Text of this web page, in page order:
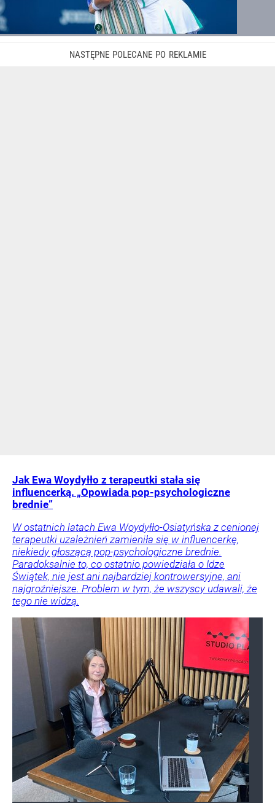
Jak Ewa Woydyłło z terapeutki stała się
influencerką. „Opowiada pop-psychologiczne
brednie”
W ostatnich latach Ewa Woydyłło-Osiatyńska z cenionej
terapeutki uzależnień zamieniła się w influencerkę,
niekiedy głoszącą pop-psychologiczne brednie.
Paradoksalnie to, co ostatnio powiedziała o Idze
Świątek, nie jest ani najbardziej kontrowersyjne, ani
najgroźniejsze. Problem w tym, że wszyscy udawali, że
tego nie widzą.